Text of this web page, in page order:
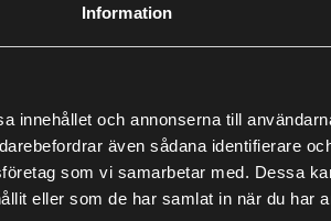
Information
innehållet och annonserna till
även sådana identifierare
som vi samarbetar med. Dessa
eller som de har samlat in när du har
Daiwa
6 meter
6